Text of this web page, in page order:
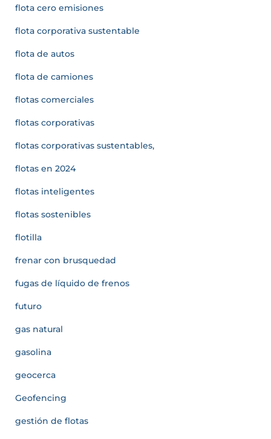
flota cero emisiones
flota corporativa sustentable
flota de autos
flota de camiones
flotas comerciales
flotas corporativas
flotas corporativas sustentables,
flotas en 2024
flotas inteligentes
flotas sostenibles
flotilla
frenar con brusquedad
fugas de líquido de frenos
futuro
gas natural
gasolina
geocerca
Geofencing
gestión de flotas